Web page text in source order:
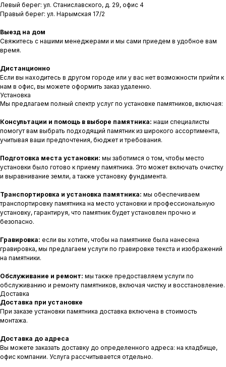
Левый берег: ул. Станиславского, д. 29, офис 4
Правый берег: ул. Нарымская 17/2
Выезд на дом
Свяжитесь с нашими менеджерами и мы сами приедем в удобное вам
время.
Дистанционно
Если вы находитесь в другом городе или у вас нет возможности прийти к
нам в офис, вы можете оформить заказ удаленно.
Установка
Мы предлагаем полный спектр услуг по установке памятников, включая:
Консультации и помощь в выборе памятника: наши специалисты
помогут вам выбрать подходящий памятник из широкого ассортимента,
учитывая ваши предпочтения, бюджет и требования.
Подготовка места установки: мы заботимся о том, чтобы место
установки было готово к приему памятника. Это может включать очистку
и выравнивание земли, а также установку фундамента.
Транспортировка и установка памятника: мы обеспечиваем
транспортировку памятника на место установки и профессиональную
установку, гарантируя, что памятник будет установлен прочно и
безопасно.
Гравировка: если вы хотите, чтобы на памятнике была нанесена
гравировка, мы предлагаем услуги по гравировке текста и изображений
на памятники.
Обслуживание и ремонт: мы также предоставляем услуги по
обслуживанию и ремонту памятников, включая чистку и восстановление.
Доставка
Доставка при установке
При заказе установки памятника доставка включена в стоимость
монтажа.
Доставка до адреса
Вы можете заказать доставку до определенного адреса: на кладбище,
офис компании. Услуга рассчитывается отдельно.